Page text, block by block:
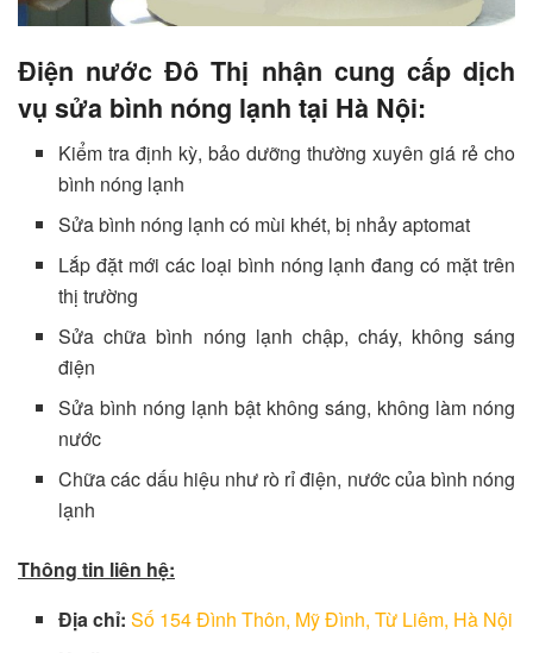
Điện nước Đô Thị nhận cung cấp dịch
vụ sửa bình nóng lạnh tại Hà Nội:
Kiểm tra định kỳ, bảo dưỡng thường xuyên giá rẻ cho
bình nóng lạnh
Sửa bình nóng lạnh có mùi khét, bị nhảy aptomat
Lắp đặt mới các loại bình nóng lạnh đang có mặt trên
thị trường
Sửa chữa bình nóng lạnh chập, cháy, không sáng
điện
Sửa bình nóng lạnh bật không sáng, không làm nóng
nước
Chữa các dấu hiệu như rò rỉ điện, nước của bình nóng
lạnh
Thông tin liên hệ:
Địa chỉ: Số 154 Đình Thôn, Mỹ Đình, Từ Liêm, Hà Nội